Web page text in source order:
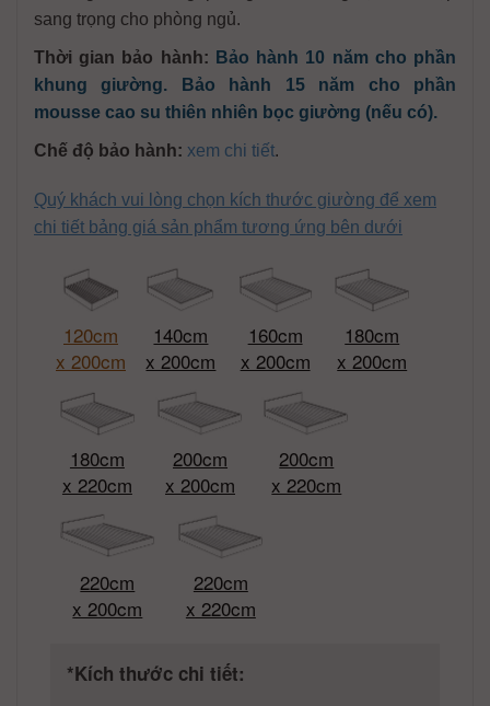
sang trọng cho phòng ngủ.
Thời gian bảo hành: Bảo hành 10 năm cho phần
khung giường. Bảo hành 15 năm cho phần
mousse cao su thiên nhiên bọc giường (nếu có).
Chế độ bảo hành: xem chi tiết.
Quý khách vui lòng chọn kích thước giường để xem
chi tiết bảng giá sản phẩm tương ứng bên dưới
120cm
x 200cm
140cm
x 200cm
160cm
x 200cm
180cm
x 200cm
180cm
x 220cm
200cm
x 200cm
200cm
x 220cm
220cm
x 200cm
220cm
x 220cm
*Kích thước chi tiết: